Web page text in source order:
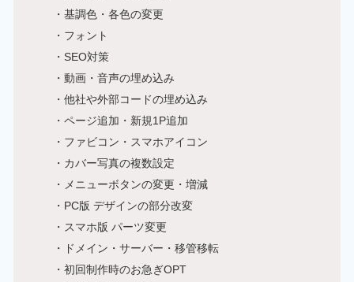
・基調色・各色の変更
・フォント
・SEO対策
・動画・音声の埋め込み
・他社や外部コードの埋め込み
・ページ追加・新規1P追加
・ファビコン・スマホアイコン
・カバー写真の複数設定
・メニューボタンの変更・増減
・PC版 デザインの部分改変
・スマホ版 パーツ変更
・ドメイン・サーバー・移管移転
・初回制作時のお急ぎOPT